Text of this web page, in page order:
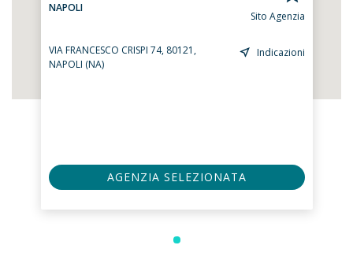
NAPOLI
Sito Agenzia
VIA FRANCESCO CRISPI 74, 80121,
NAPOLI (NA)
Indicazioni
AGENZIA SELEZIONATA